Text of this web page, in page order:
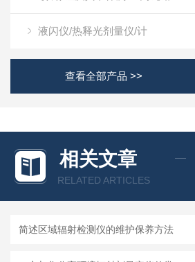
液闪仪/热释光剂量仪/计
查看全部产品 >>
相关文章
RELATED ARTICLES
简述区域辐射检测仪的维护保养方法